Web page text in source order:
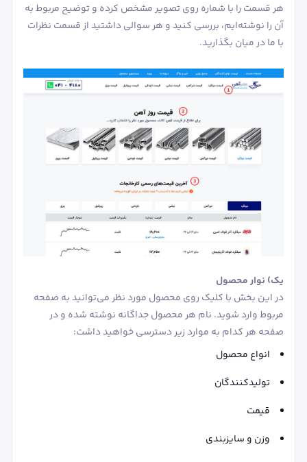
هر قسمت را با شماره روی تصویر مشخص کرده و توضیح مربوط به
آن را نوشته‌ایم، بررسی کنید و هر سوالی داشتید از قسمت نظرات
با ما در میان بگذارید.
یک) نوار محصول
در این بخش با کلیک روی محصول مورد نظر می‌توانید به صفحه
مربوط وارد شوید. نام هر محصول جداگانه نوشته شده و در
صفحه هر کدام به موارد زیر دسترسی خواهید داشت:
انواع محصول
تولیدکنندگان
قیمت
وزن و سایزبندی